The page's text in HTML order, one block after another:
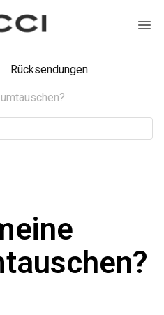
Rücksendungen